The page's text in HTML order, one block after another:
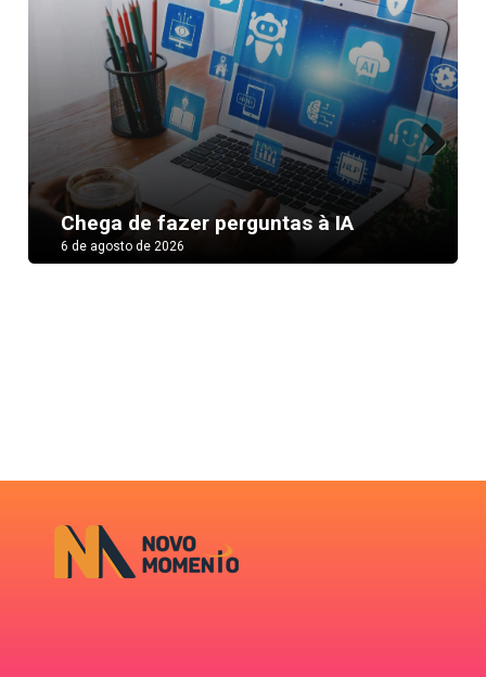
Chega de fazer perguntas à IA
6 de agosto de 2026
Next